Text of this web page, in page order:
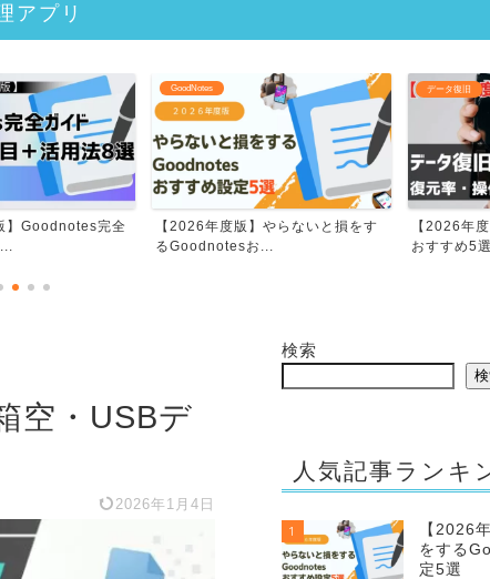
アプリ
】Goodnotes完全
GoodNotes
【2026年度版】やらないと損をす
るGoodnotesお...
データ復旧
【2026年
おすすめ5
空・USBデ
2026年1月4日
検索
人気記事ランキ
1
【2026
をする
定5選